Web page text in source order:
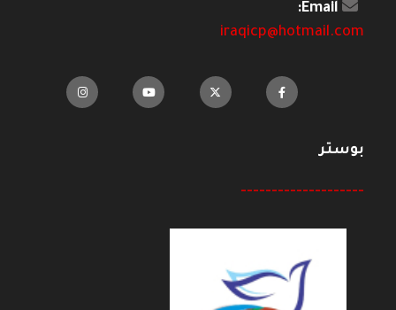
Email:
iraqicp@hotmail.com
بوستر
--------------------